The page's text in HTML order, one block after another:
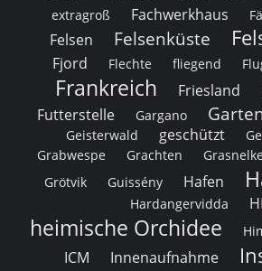
extragroß Fachwerkhaus
Felsen Felsenküste
Fjord Flechte fliegend
Frankreich Friesland
Futterstelle Gargano
Geisterwald geschützt
Grabwespe
Grachten Grasnelke
Grötvik
Guissény Hafen
Hardangervidda
heimische Orchidee
ICM Innenaufnahme